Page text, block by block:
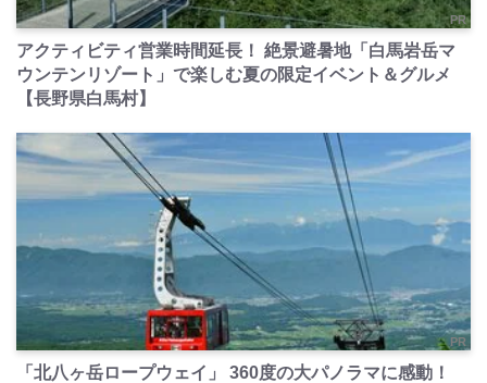
PR
アクティビティ営業時間延長！ 絶景避暑地「白馬岩岳マ
ウンテンリゾート」で楽しむ夏の限定イベント＆グルメ
【長野県白馬村】
PR
「北八ヶ岳ロープウェイ」 360度の大パノラマに感動！